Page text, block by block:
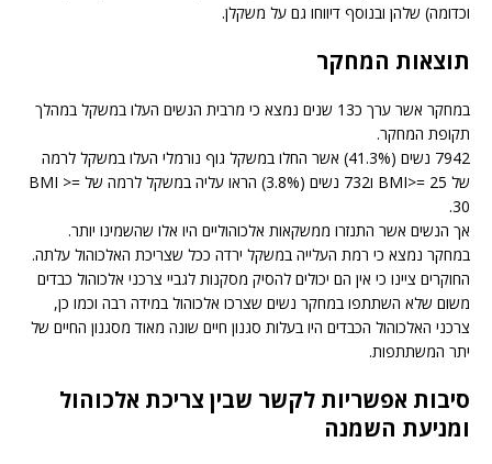
וכדומה) שלהן ובנוסף דיווחו גם על משקלן.
תוצאות המחקר
במחקר אשר ערך כ13 שנים נמצא כי מרבית הנשים העלו במשקל במהלך
תקופת המחקר.
7942 נשים (41.3%) אשר החלו במשקל גוף נורמלי העלו במשקל לרמה
של BMI>= 25 ו732 נשים (3.8%) הראו עליה במשקל לרמה של BMI >=
30.
אך הנשים אשר התנזרו ממשקאות אלכוהוליים היו אלו שהשמינו יותר.
במחקר נמצא כי רמת העלייה במשקל ירדה ככל שצריכת האלכוהול עלתה.
החוקרים ציינו כי אין הם יכולים להסיק מסקנות לגביי צרכני אלכוהול כבדים
משום שלא השתתפו במחקר נשים שצרכו אלכוהול במידה רבה וכמו כן,
צרכני האלכוהול הכבדים היו בעלות סגנון חיים שונה מאוד מסגנון החיים של
יתר המשתתפות.
סיבות אפשריות לקשר שבין צריכת אלכוהול
ומניעת השמנה